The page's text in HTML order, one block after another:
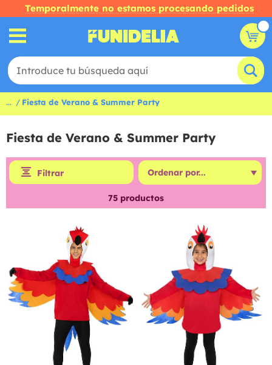
Temporalmente no estamos procesando pedidos
... Fiesta de Verano & Summer Party
Fiesta de Verano & Summer Party
Filtrar
75 productos